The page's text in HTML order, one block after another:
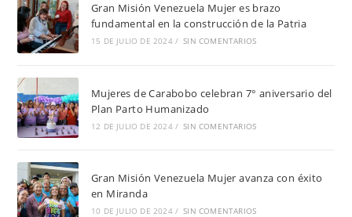
Gran Misión Venezuela Mujer es brazo
fundamental en la construcción de la Patria
15 DE JULIO DE 2024 / SIN COMENTARIOS
Mujeres de Carabobo celebran 7° aniversario del
Plan Parto Humanizado
12 DE JULIO DE 2024 / SIN COMENTARIOS
Gran Misión Venezuela Mujer avanza con éxito
en Miranda
10 DE JULIO DE 2024 / SIN COMENTARIOS